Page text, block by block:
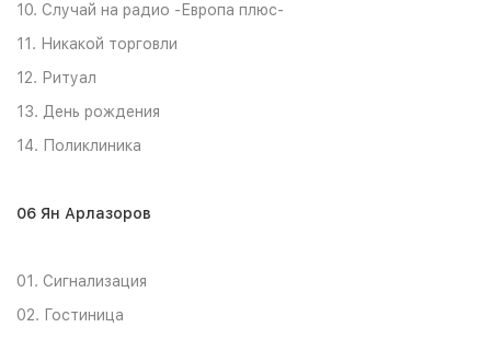
10. Случай на радио -Европа плюс-
11. Никакой торговли
12. Ритуал
13. День рождения
14. Поликлиника
06 Ян Арлазоров
01. Сигнализация
02. Гостиница